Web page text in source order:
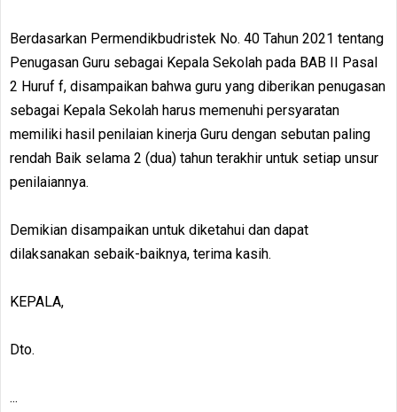
Berdasarkan Permendikbudristek No. 40 Tahun 2021 tentang
Penugasan Guru sebagai Kepala Sekolah pada BAB II Pasal
2 Huruf f, disampaikan bahwa guru yang diberikan penugasan
sebagai Kepala Sekolah harus memenuhi persyaratan
memiliki hasil penilaian kinerja Guru dengan sebutan paling
rendah Baik selama 2 (dua) tahun terakhir untuk setiap unsur
penilaiannya.
Demikian disampaikan untuk diketahui dan dapat
dilaksanakan sebaik-baiknya, terima kasih.
KEPALA,
Dto.
...